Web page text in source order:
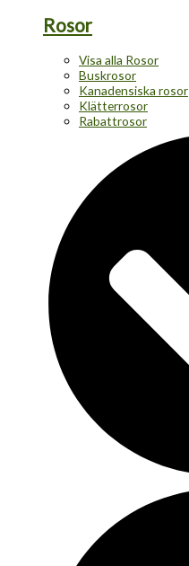
Rosor
Visa alla Rosor
Buskrosor
Kanadensiska rosor
Klätterrosor
Rabattrosor